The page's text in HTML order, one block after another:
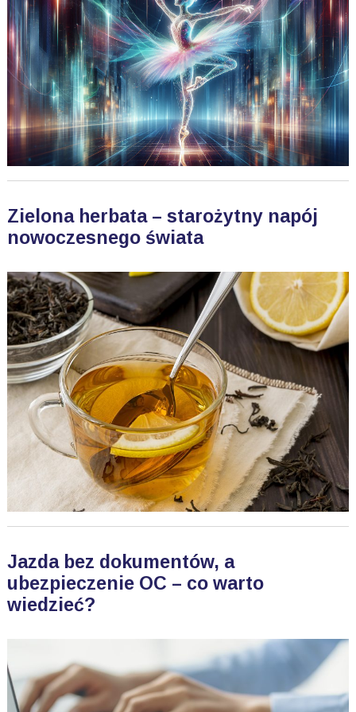
Zielona herbata – starożytny napój
nowoczesnego świata
Jazda bez dokumentów, a
ubezpieczenie OC – co warto
wiedzieć?